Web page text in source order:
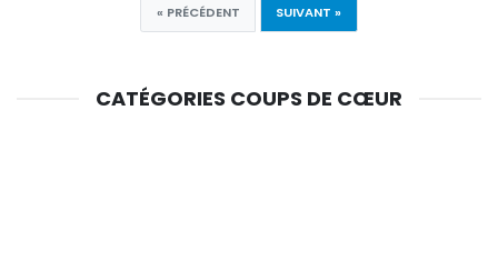
« PRÉCÉDENT SUIVANT »
CATÉGORIES COUPS DE CŒUR